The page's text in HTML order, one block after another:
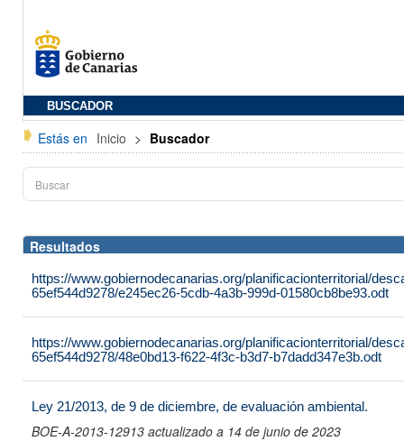
BUSCADOR
Estás en Inicio > Buscador
Resultados
https://www.gobiernodecanarias.org/planificacionterritorial/
65ef544d9278/e245ec26-5cdb-4a3b-999d-01580cb8be93.odt
https://www.gobiernodecanarias.org/planificacionterritorial/
65ef544d9278/48e0bd13-f622-4f3c-b3d7-b7dadd347e3b.odt
Ley 21/2013, de 9 de diciembre, de evaluación ambiental.
BOE-A-2013-12913 actualizado a 14 de junio de 2023